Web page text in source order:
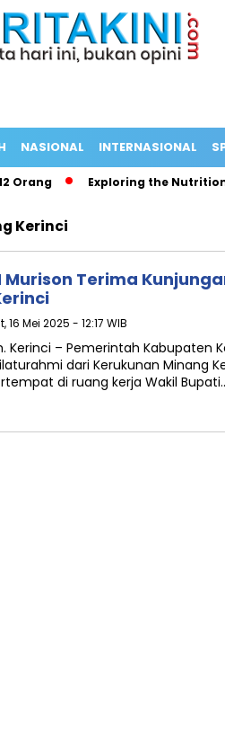
NASIONAL INTERNASIONAL
Exploring the Nutritional
Kerinci
Murison Terima
16 Mei 2025 - 12:17 WIB
Kerinci – Pemerintah Kabupaten
dari Kerukunan Minang
di ruang kerja Wakil